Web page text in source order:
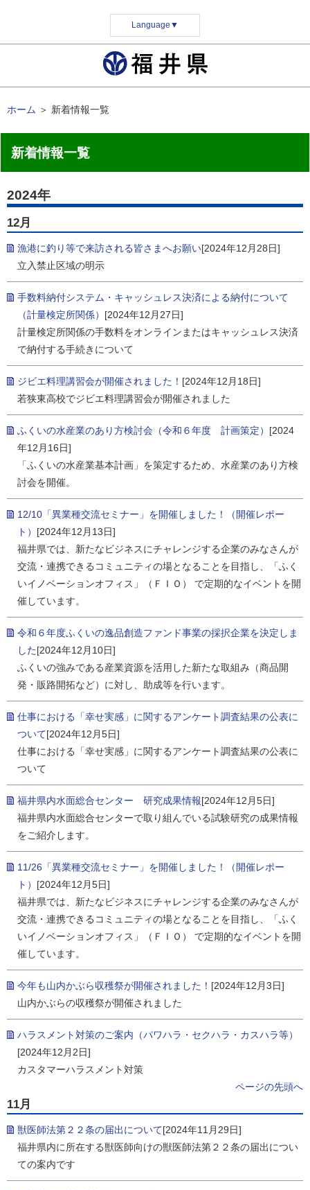
Language ▼
ホーム ＞ 新着情報一覧
新着情報一覧
2024年
12月
漁港に釣り等で来訪される皆さまへお願い[2024年12月28日]
立入禁止区域の明示
手数料納付システム・キャッシュレス決済による納付について
（計量検定所関係） [2024年12月27日]
計量検定所関係の手数料をオンラインまたはキャッシュレス決済
で納付する手続きについて
ジビエ料理講習会が開催されました！ [2024年12月18日]
若狭東高校でジビエ料理講習会が開催されました
ふくいの水産業のあり方検討会（令和６年度 計画策定） [2024
年12月16日]
「ふくいの水産業基本計画」を策定するため、水産業のあり方検
討会を開催。
12/10「異業種交流セミナー」を開催しました！（開催レポー
ト） [2024年12月13日]
福井県では、新たなビジネスにチャレンジする企業のみなさんが
交流・連携できるコミュニティの場となることを目指し、「ふく
いイノベーションオフィス」（ＦＩＯ） で定期的なイベントを開
催しています。
令和６年度ふくいの逸品創造ファンド事業の採択企業を決定しま
した[2024年12月10日]
ふくいの強みである産業資源を活用した新たな取組み（商品開
発・販路開拓など）に対し、助成等を行います。
仕事における「幸せ実感」に関するアンケート調査結果の公表に
ついて[2024年12月5日]
仕事における「幸せ実感」に関するアンケート調査結果の公表に
ついて
福井県内水面総合センター 研究成果情報[2024年12月5日]
福井県内水面総合センターで取り組んでいる試験研究の成果情報
をご紹介します。
11/26「異業種交流セミナー」を開催しました！（開催レポー
ト） [2024年12月5日]
福井県では、新たなビジネスにチャレンジする企業のみなさんが
交流・連携できるコミュニティの場となることを目指し、「ふく
いイノベーションオフィス」（ＦＩＯ） で定期的なイベントを開
催しています。
今年も山内かぶら収穫祭が開催されました！ [2024年12月3日]
山内かぶらの収穫祭が開催されました
ハラスメント対策のご案内（パワハラ・セクハラ・カスハラ等）
[2024年12月2日]
カスタマーハラスメント対策
ページの先頭へ
11月
獣医師法第２２条の届出について[2024年11月29日]
福井県内に所在する獣医師向けの獣医師法第２２条の届出につい
ての案内です